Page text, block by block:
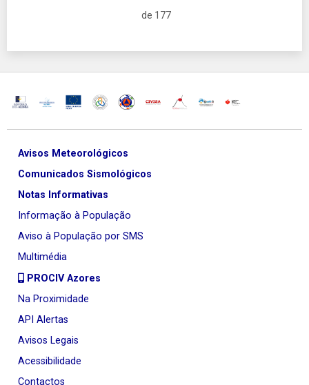
de 177
Avisos Meteorológicos
Comunicados Sismológicos
Notas Informativas
Informação à População
Aviso à População por SMS
Multimédia
PROCIV Azores
Na Proximidade
API Alertas
Avisos Legais
Acessibilidade
Contactos